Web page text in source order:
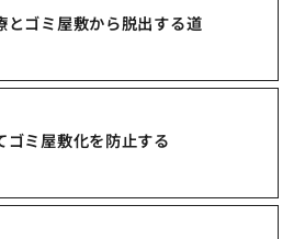
とゴミ屋敷から脱出する道
ゴミ屋敷化を防止する